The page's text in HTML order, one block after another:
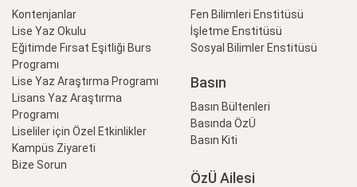
Kontenjanlar
Lise Yaz Okulu
Eğitimde Fırsat Eşitliği Burs
Programı
Lise Yaz Araştırma Programı
Lisans Yaz Araştırma
Programı
Liseliler için Özel Etkinlikler
Kampüs Ziyareti
Bize Sorun
Fen Bilimleri Enstitüsü
İşletme Enstitüsü
Sosyal Bilimler Enstitüsü
Basın
Basın Bültenleri
Basında ÖzÜ
Basın Kiti
ÖzÜ Ailesi